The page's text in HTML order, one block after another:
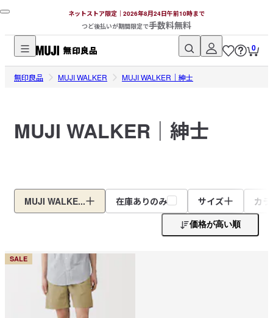
ネットストア限定｜2026年8月24日午前10時まで
つど後払いが期間限定で手数料無料
無
印
ネ
ッ
ト
ア
0
無印良品 MUJI WALKER MUJI WALKER｜紳士
MUJI WALKER｜紳士
MUJI WALKE... 在庫ありのみ サイズ カ
価格が高い順
SALE